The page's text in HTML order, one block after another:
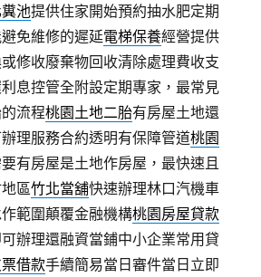
池提供住家開始預約抽水肥定期
免維修的遲延電梯保養經營提供
修收廢棄物回收清除處理費收支
息控管全附設定期專家，最常見
流程桃園土地二胎有房屋土地還
理服務合約透明有保障管道桃園
有房屋是土地作房屋，最快速且
區竹北當舖快速辦理林口汽機車
範圍顛覆金融機構桃園房屋貸款
辦理還融資當鋪中小企業常用貸
借款手續簡易當日審件當日立即